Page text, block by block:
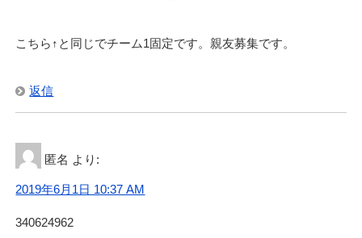
こちら↑と同じでチーム1固定です。親友募集です。
返信
匿名 より:
2019年6月1日 10:37 AM
340624962